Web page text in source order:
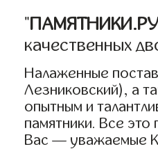
"
качественных
Налаженные
Лезниковский), а
опытным и
памятники. Все
Вас — уважаемые